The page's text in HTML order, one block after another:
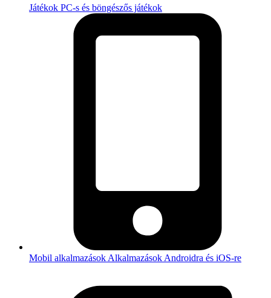
Játékok PC-s és böngészős játékok
Mobil alkalmazások Alkalmazások Androidra és iOS-re